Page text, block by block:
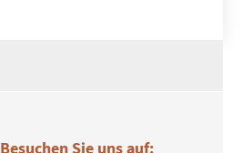
Besuchen Sie uns auf: